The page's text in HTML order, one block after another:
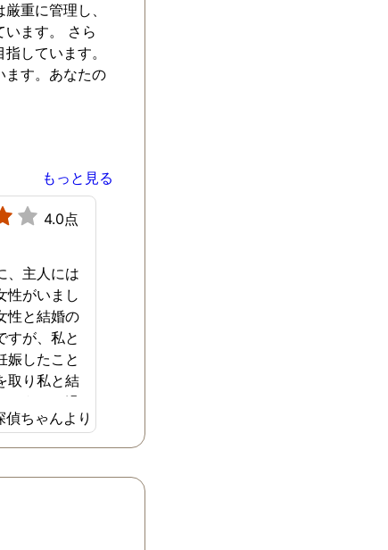
重に管理し、
います。 さら
しています。
ます。あなたの
もっと見る
4.0点
、主人には
性がいまし
性と結婚の
すが、私と
娠したこと
取り私と結
こうした過
がまたいつ
を戻したく
偵ちゃんより